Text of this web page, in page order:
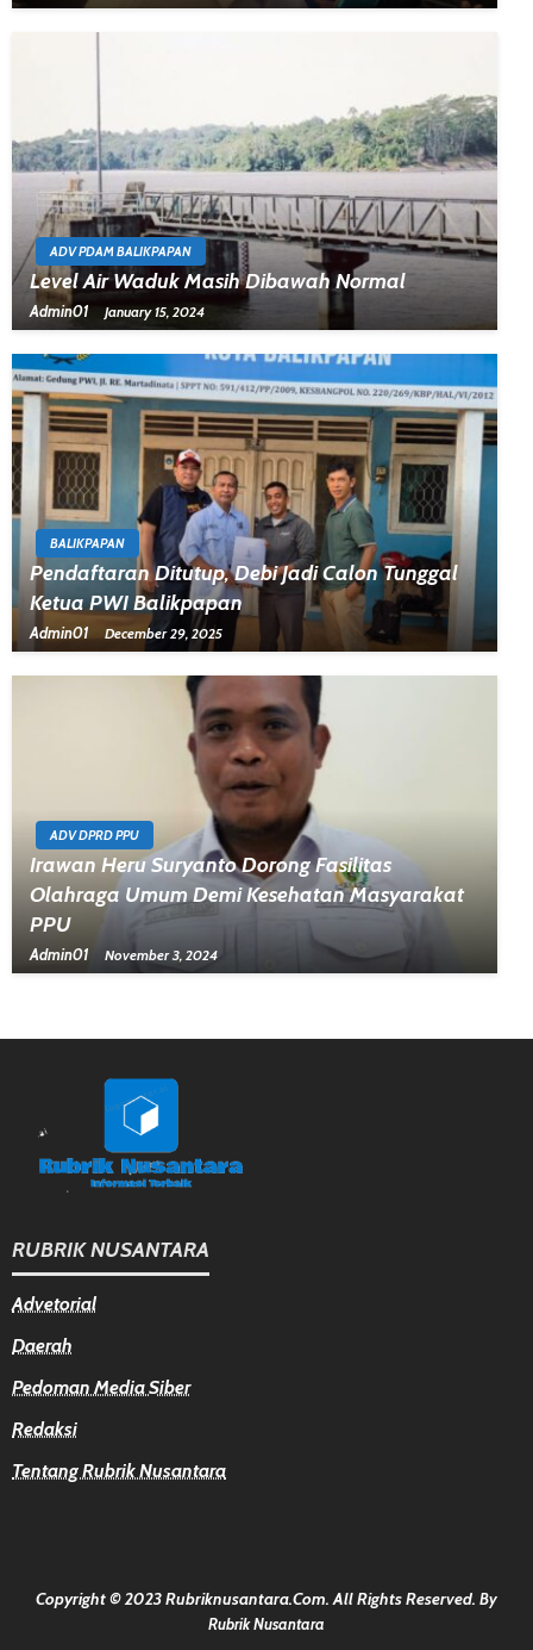
ADV PDAM BALIKPAPAN
Level Air Waduk Masih Dibawah Normal
Admin01 January 15, 2024
BALIKPAPAN
Pendaftaran Ditutup, Debi Jadi Calon Tunggal
Ketua PWI Balikpapan
Admin01 December 29, 2025
ADV DPRD PPU
Irawan Heru Suryanto Dorong Fasilitas
Olahraga Umum Demi Kesehatan Masyarakat
PPU
Admin01 November 3, 2024
RUBRIK NUSANTARA
Advetorial
Daerah
Pedoman Media Siber
Redaksi
Tentang Rubrik Nusantara
Copyright © 2023 Rubriknusantara.com. All Rights Reserved. By
Rubrik Nusantara